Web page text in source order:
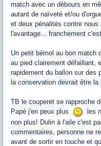
match avec un débours en
autant de naïveté et/ou
et deux pénalités contre
l'avantage... franchement
Un petit bémol au bon match
au pied clairement défaillant,
rapidement du ballon sur des
la conservation devrait être la
TB le couperet se rapproche
Papé j'en peux plus
les
non plus! Dulin à l'aile c'est
commentaires, personne ne
avant de sortir en touche et